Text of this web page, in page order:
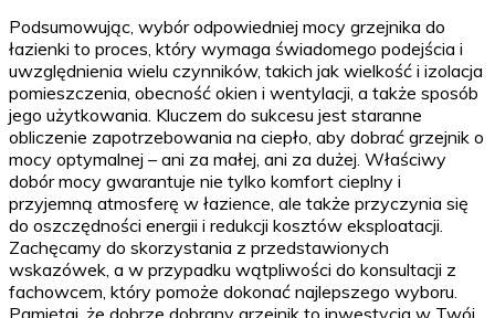
Podsumowując, wybór odpowiedniej mocy grzejnika do
łazienki to proces, który wymaga świadomego podejścia i
uwzględnienia wielu czynników, takich jak wielkość i izolacja
pomieszczenia, obecność okien i wentylacji, a także sposób
jego użytkowania. Kluczem do sukcesu jest staranne
obliczenie zapotrzebowania na ciepło, aby dobrać grzejnik o
mocy optymalnej – ani za małej, ani za dużej. Właściwy
dobór mocy gwarantuje nie tylko komfort cieplny i
przyjemną atmosferę w łazience, ale także przyczynia się
do oszczędności energii i redukcji kosztów eksploatacji.
Zachęcamy do skorzystania z przedstawionych
wskazówek, a w przypadku wątpliwości do konsultacji z
fachowcem, który pomoże dokonać najlepszego wyboru.